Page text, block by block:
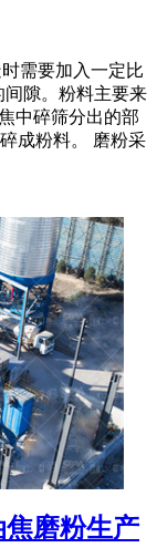
需要加入一定比
间隙。粉料主要来
中碎筛分出的部
成粉料。 磨粉采
磨粉生产